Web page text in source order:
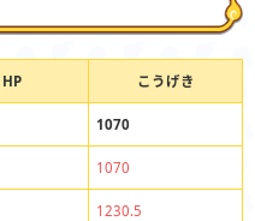
HP こうげき
1070
1070
1230.5